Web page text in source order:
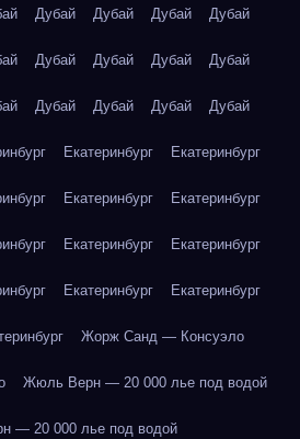
Дубай Дубай Дубай Дубай
Дубай Дубай Дубай Дубай
Дубай Дубай Дубай Дубай
Екатеринбург Екатеринбург
Екатеринбург Екатеринбург
Екатеринбург Екатеринбург
Екатеринбург Екатеринбург
Жорж Санд — Консуэло
Жюль Верн — 20 000 лье под водой
— 20 000 лье под водой